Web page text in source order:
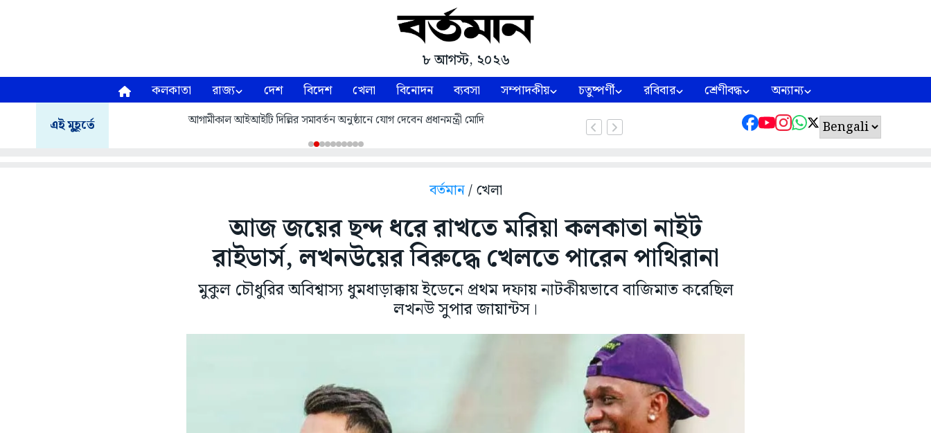
৮ আগস্ট, ২০২৬
কলকাতা রাজ্য দেশ বিদেশ খেলা বিনোদন ব্যবসা সম্পাদকীয় চতুষ্পর্ণী রবিবার শ্রেণীবদ্ধ অন্যান্য
এই মুহূর্তে আগামীকাল আইআইটি দিল্লির সমাবর্তন অনুষ্ঠানে যোগ দেবেন প্রধানমন্ত্রী মোদি
বর্তমান/ খেলা
আজ জয়ের ছন্দ ধরে রাখতে মরিয়া কলকাতা নাইট
রাইডার্স, লখনউয়ের বিরুদ্ধে খেলতে পারেন পাথিরানা
মুকুল চৌধুরির অবিশ্বাস্য ধুমধাড়াক্কায় ইডেনে প্রথম দফায় নাটকীয়ভাবে বাজিমাত করেছিল
লখনউ সুপার জায়ান্টস।